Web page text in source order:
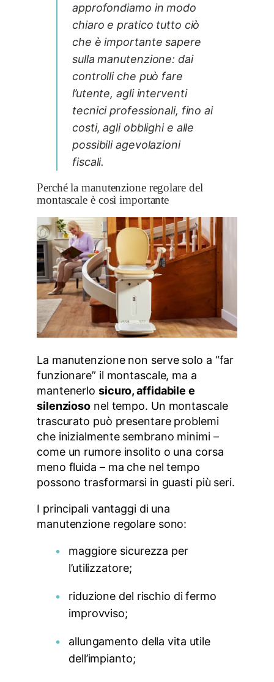
approfondiamo in modo
chiaro e pratico tutto ciò
che è importante sapere
sulla manutenzione: dai
controlli che può fare
l’utente, agli interventi
tecnici professionali, fino ai
costi, agli obblighi e alle
possibili agevolazioni
fiscali.
Perché la manutenzione regolare del
montascale è così importante
La manutenzione non serve solo a “far
funzionare” il montascale, ma a
mantenerlo sicuro, affidabile e
silenzioso nel tempo. Un montascale
trascurato può presentare problemi
che inizialmente sembrano minimi –
come un rumore insolito o una corsa
meno fluida – ma che nel tempo
possono trasformarsi in guasti più seri.
I principali vantaggi di una
manutenzione regolare sono:
maggiore sicurezza per
l’utilizzatore;
riduzione del rischio di fermo
improvviso;
allungamento della vita utile
dell’impianto;